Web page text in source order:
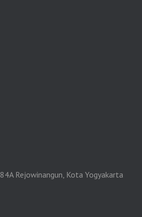
Rejowinangun, Kota Yogyakarta